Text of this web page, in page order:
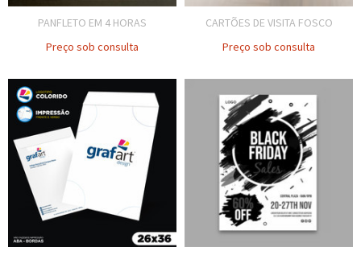
PANFLETO EM 4 HORAS
Preço sob consulta
CARTÕES DE VISITA FOSCO
Preço sob consulta